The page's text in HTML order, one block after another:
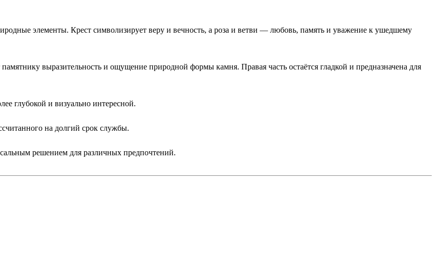
элементы. Крест символизирует веру и вечность, а роза и ветви — любовь, память и уважение к ушедшему
выразительность и ощущение природной формы камня. Правая часть остаётся гладкой и предназначена для
глубокой и визуально интересной.
на долгий срок службы.
решением для различных предпочтений.